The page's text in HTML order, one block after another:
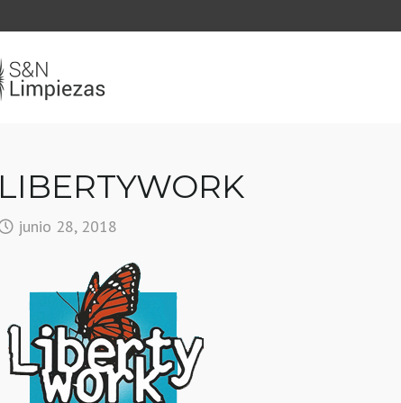
LIBERTYWORK
junio 28, 2018